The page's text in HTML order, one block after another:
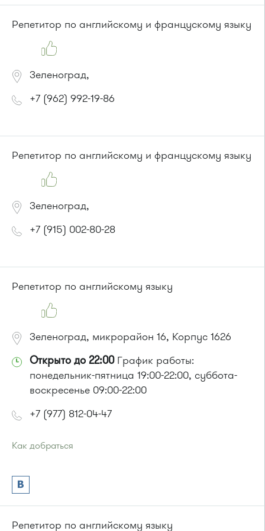
или до остановки"Панфиловский проспект":
Автобус № 1, 10, 11, 12, 13, 15, 23, 31.
Маршрутка № 128, 409м, 431м, 476м, 720м, 900, 903
Репетитор по английскому и францускому языку
Зеленоград,
+7 (962) 992-19-86
Репетитор по английскому и францускому языку
Зеленоград,
+7 (915) 002-80-28
Репетитор по английскому языку
Зеленоград, микрорайон 16, Корпус 1626
Открыто до 22:00График работы:
понедельник-пятница 19:00-22:00, суббота-
воскресенье 09:00-22:00
+7 (977) 812-04-47
Как добраться
Автобусы № 5, 15, 17, 20, 32.
Маршрутка № 417м, 460м, 479м, 720м
или до остановки"16-й микрорайон":
Репетитор по английскому языку